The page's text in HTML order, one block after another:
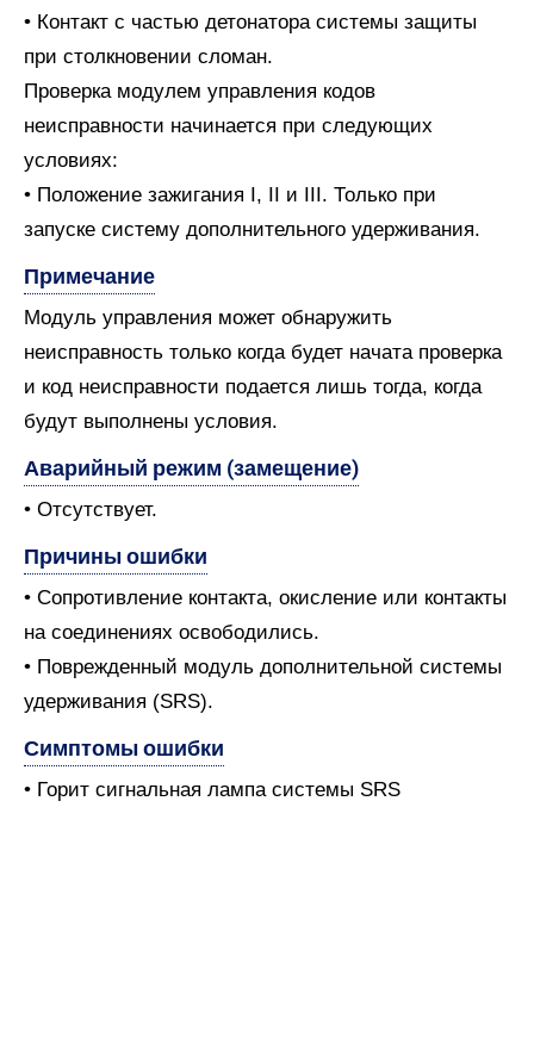
• Контакт с частью детонатора системы защиты
при столкновении сломан.
Проверка модулем управления кодов
неисправности начинается при следующих
условиях:
• Положение зажигания I, II и III. Только при
запуске систему дополнительного удерживания.
Примечание
Модуль управления может обнаружить
неисправность только когда будет начата проверка
и код неисправности подается лишь тогда, когда
будут выполнены условия.
Аварийный режим (замещение)
• Отсутствует.
Причины ошибки
• Сопротивление контакта, окисление или контакты
на соединениях освободились.
• Поврежденный модуль дополнительной системы
удерживания (SRS).
Симптомы ошибки
• Горит сигнальная лампа системы SRS